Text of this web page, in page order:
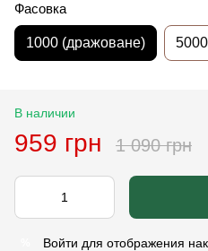
Фасовка
1000 (дражоване)
В наличии
959 грн 1 090 грн
Войти для отображения